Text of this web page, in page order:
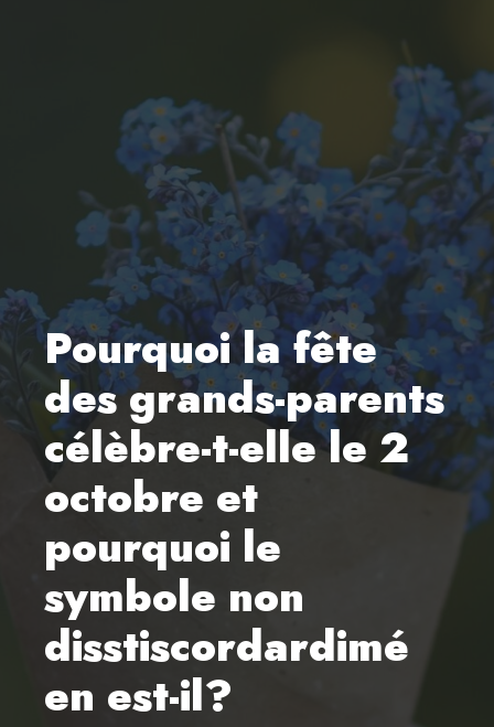
Pourquoi la fête
des grands-parents
célèbre-t-elle le 2
octobre et
pourquoi le
symbole non
disstiscordardimé
en est-il?